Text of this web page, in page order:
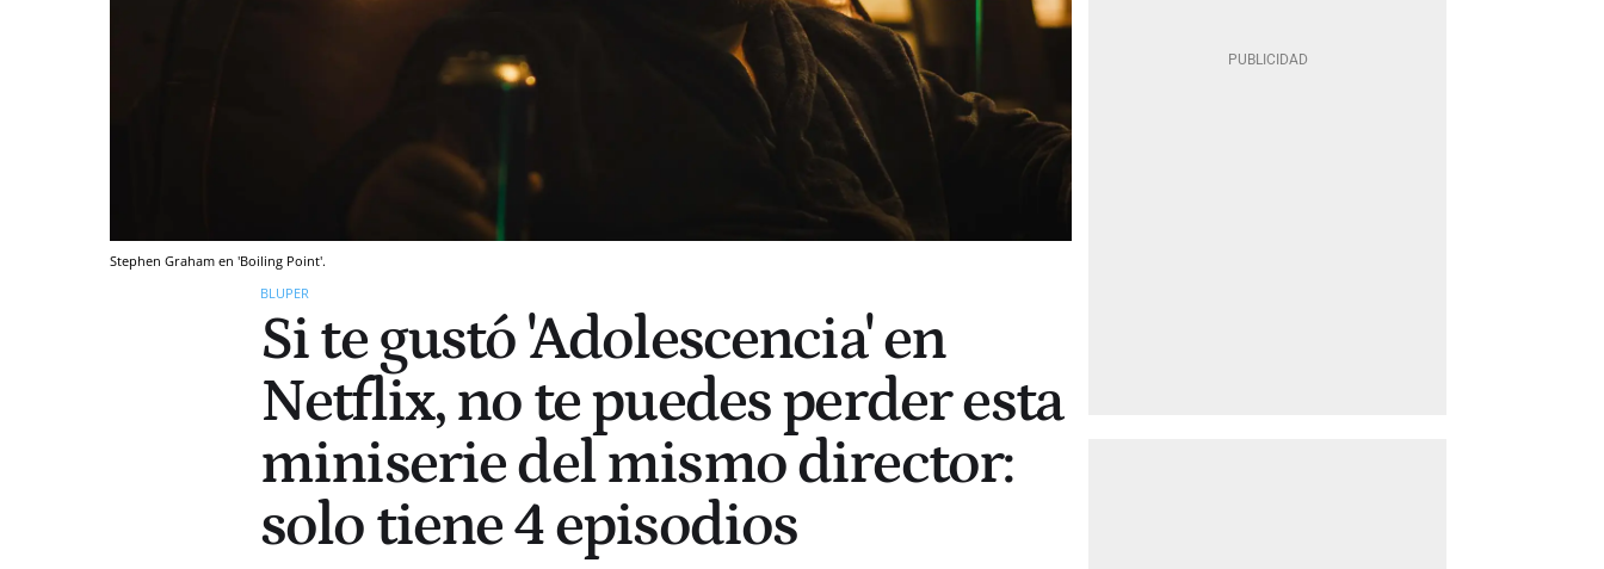
Stephen Graham en 'Boiling Point'.
BLUPER
Si te gustó 'Adolescencia' en
Netflix, no te puedes perder esta
miniserie del mismo director:
solo tiene 4 episodios